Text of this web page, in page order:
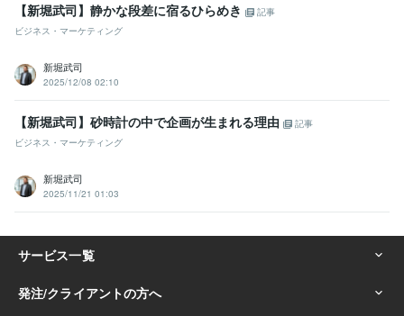
【新堀武司】静かな段差に宿るひらめき
記事
ビジネス・マーケティング
新堀武司
2025/12/08 02:10
【新堀武司】砂時計の中で企画が生まれる理由
記事
ビジネス・マーケティング
新堀武司
2025/11/21 01:03